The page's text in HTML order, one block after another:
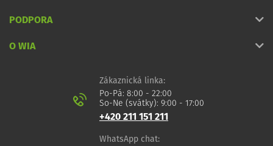
PODPORA
O WIA
Zákaznická linka:
Po-Pá: 8:00 - 22:00
So-Ne (svátky): 9:00 - 17:00
+420 211 151 211
WhatsApp chat: